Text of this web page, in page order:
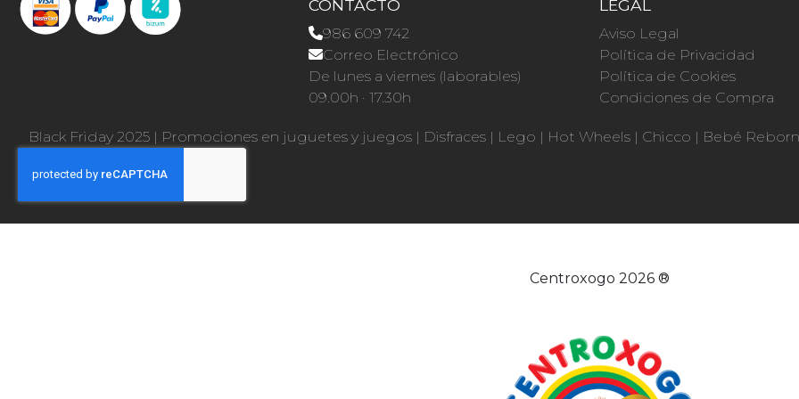
CONTACTO
986 609 742
Correo Electrónico
De lunes a viernes (laborables)
09.00h · 17.30h
LEGAL
Aviso Legal
Política de Privacidad
Política de Cookies
Condiciones de Compra
Black Friday 2025 | Promociones en juguetes y juegos | Disfraces | Lego | Hot Wheels | Chicco | Bebé Reborn
Centroxogo 2026 ®